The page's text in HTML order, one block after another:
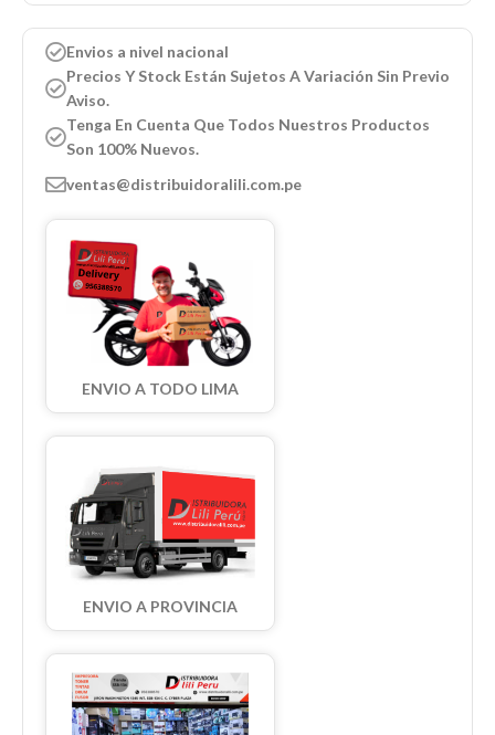
Envios a nivel nacional
Precios Y Stock Están Sujetos A Variación Sin Previo
Aviso.
Tenga En Cuenta Que Todos Nuestros Productos
Son 100% Nuevos.
ventas@distribuidoralili.com.pe
ENVIO A TODO LIMA
ENVIO A PROVINCIA